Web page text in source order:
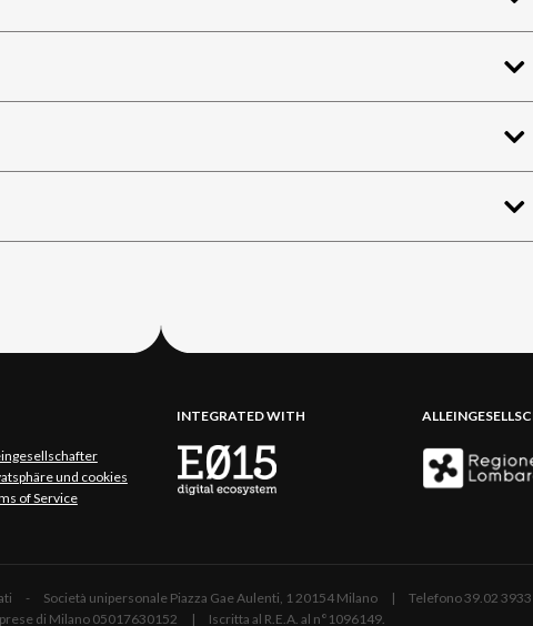
und cookies
of Service
INTEGRATED WITH
- Società unipersonale Piazza Gae Aulenti, 1 20154 Milano | Telefono 39.02
di Milano 05017630152 | Iscritta al R.E.A. al n°1096149.